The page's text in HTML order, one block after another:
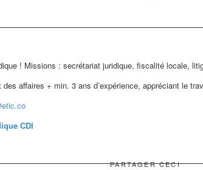
! Missions : secrétariat juridique, fiscalité locale,
affaires + min. 3 ans d’expérience, appréciant le
CDI
PARTAGER CECI